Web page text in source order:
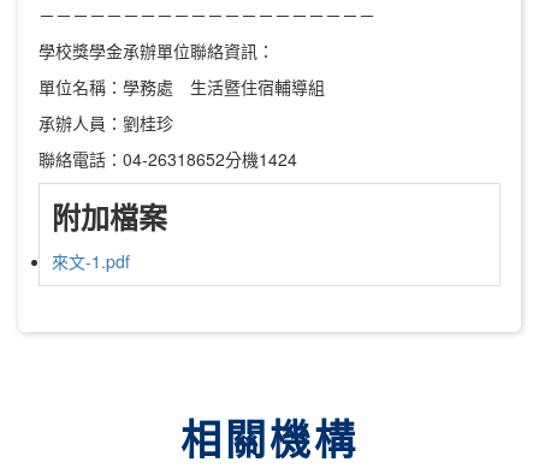
－－－－－－－－－－－－－－－－－－－－
學校獎學金承辦單位聯絡資訊：
單位名稱：學務處 生活暨住宿輔導組
承辦人員：劉桂珍
聯絡電話：04-26318652分機1424
附加檔案
來文-1.pdf
相關機構